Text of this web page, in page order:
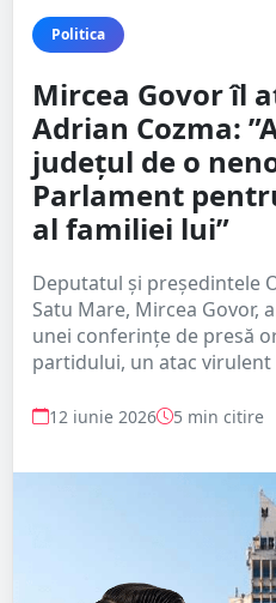
Politica
Mircea Govor îl
Adrian Cozma:
județul de o
Parlament
al familiei lui”
Deputatul și președintele
Satu Mare, Mircea Govor,
unei conferințe de presă
partidului, un atac
12 iunie 2026 5 min citire